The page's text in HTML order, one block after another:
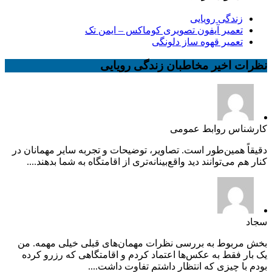
زندگی رویایی
تعمیر آیفون تصویری کوماکس – ایمن تک
تعمیر قهوه ساز دلونگی
نظرات اخیر مخاطبان زندگی رویایی
کارشناس روابط عمومی
دقیقاً همین‌طور است. تصاویر، توضیحات و تجربه سایر مهمانان در
کنار هم می‌توانند دید واقع‌بینانه‌تری از اقامتگاه به شما بدهند....
سجاد
بخش مربوط به بررسی نظرات مهمان‌های قبلی خیلی مهمه. من
یک بار فقط به عکس‌ها اعتماد کردم و اقامتگاهی که رزرو کرده
بودم با چیزی که انتظار داشتم تفاوت داشت....